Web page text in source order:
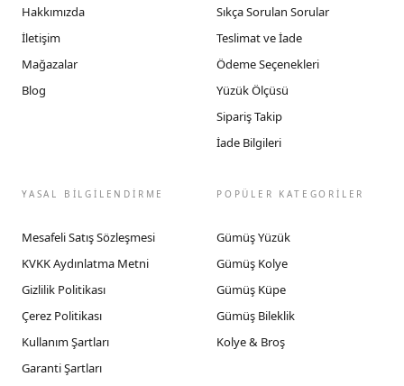
Hakkımızda
İletişim
Mağazalar
Blog
Sıkça Sorulan Sorular
Teslimat ve İade
Ödeme Seçenekleri
Yüzük Ölçüsü
Sipariş Takip
İade Bilgileri
YASAL BİLGİLENDİRME
Mesafeli Satış Sözleşmesi
KVKK Aydınlatma Metni
Gizlilik Politikası
Çerez Politikası
Kullanım Şartları
Garanti Şartları
POPÜLER KATEGORİLER
Gümüş Yüzük
Gümüş Kolye
Gümüş Küpe
Gümüş Bileklik
Kolye & Broş